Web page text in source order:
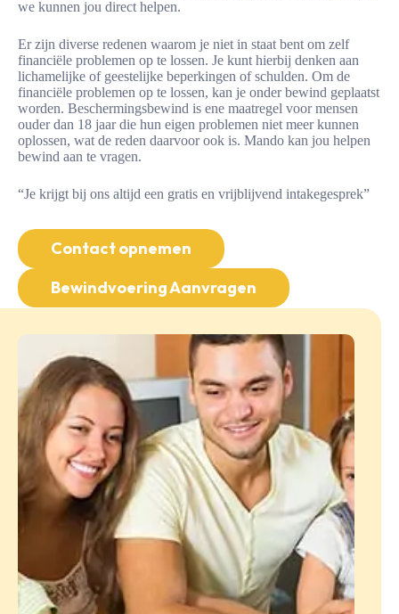
we kunnen jou direct helpen.
Er zijn diverse redenen waarom je niet in staat bent om zelf
financiële problemen op te lossen. Je kunt hierbij denken aan
lichamelijke of geestelijke beperkingen of schulden. Om de
financiële problemen op te lossen, kan je onder bewind geplaatst
worden. Beschermingsbewind is ene maatregel voor mensen
ouder dan 18 jaar die hun eigen problemen niet meer kunnen
oplossen, wat de reden daarvoor ook is. Mando kan jou helpen
bewind aan te vragen.
“Je krijgt bij ons altijd een gratis en vrijblijvend intakegesprek”
Contact opnemen
Bewindvoering Aanvragen